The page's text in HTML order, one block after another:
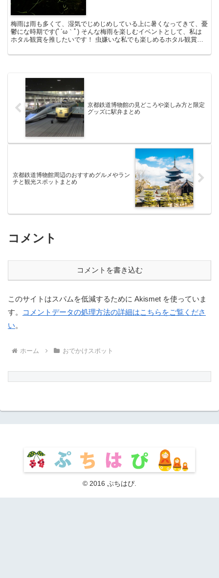
梅雨は雨も多くて、湿気でじめじめしている上に暑くなってきて、憂
鬱にな時期です(ﾟ´ω｀ﾟ) そんな梅雨を楽しむイベントとして、私は
ホタル観賞を推したいです！ 虫嫌いな私でも楽しめるホタル観賞で
京都鉄道博物館の見どころや楽しみ方と限定
グッズに駅弁まとめ
京都鉄道博物館周辺のおすすめグルメやラン
チと観光スポットまとめ
コメント
コメントを書き込む
このサイトはスパムを低減するために Akismet を使っていま
す。
コメントデータの処理方法の詳細はこちらをご覧くださ
い。
ホーム おでかけスポット
© 2016 ぷちはぴ.